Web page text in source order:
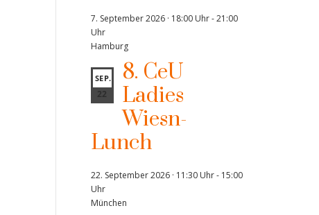
7. September 2026 · 18:00 Uhr-21:00
Uhr
Hamburg
SEP.
22
8. CeU
Ladies
Wiesn-
Lunch
22. September 2026 · 11:30 Uhr- 15:00
Uhr
München